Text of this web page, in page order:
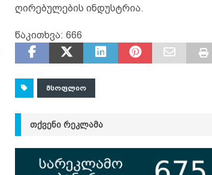
ღირებულების ინდუსტრია.
წაკითხვა: 666
ᲛᲡᲝᲤᲚᲘᲝ
ᲗᲥᲕᲔᲜᲘ ᲠᲔᲙᲚᲐᲛᲐ